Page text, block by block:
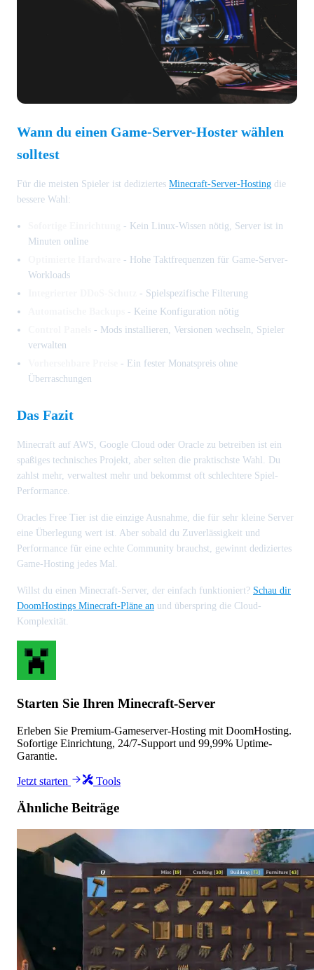
Wann du einen Game-Server-Hoster wählen
solltest
Für die meisten Spieler ist dediziertes Minecraft-Server-Hosting die
bessere Wahl:
- Kein Linux-Wissen nötig, Server ist in
Minuten online
- Hohe Taktfrequenzen für Game-Server-
Workloads
- Spielspezifische Filterung
- Keine Konfiguration nötig
- Mods installieren, Versionen wechseln, Spieler
verwalten
- Ein fester Monatspreis ohne
Überraschungen
Das Fazit
Minecraft auf AWS, Google Cloud oder Oracle zu betreiben ist ein
spaßiges technisches Projekt, aber selten die praktischste Wahl. Du
zahlst mehr, verwaltest mehr und bekommst oft schlechtere Spiel-
Performance.
Oracles Free Tier ist die einzige Ausnahme, die für sehr kleine Server
eine Überlegung wert ist. Aber sobald du Zuverlässigkeit und
Performance für eine echte Community brauchst, gewinnt dediziertes
Game-Hosting jedes Mal.
Willst du einen Minecraft-Server, der einfach funktioniert? Schau dir
DoomHostings Minecraft-Pläne an und überspring die Cloud-
Komplexität.
Starten Sie Ihren Minecraft-Server
Erleben Sie Premium-Gameserver-Hosting mit DoomHosting.
Sofortige Einrichtung, 24/7-Support und 99,99% Uptime-
Garantie.
Jetzt starten Tools
Ähnliche Beiträge